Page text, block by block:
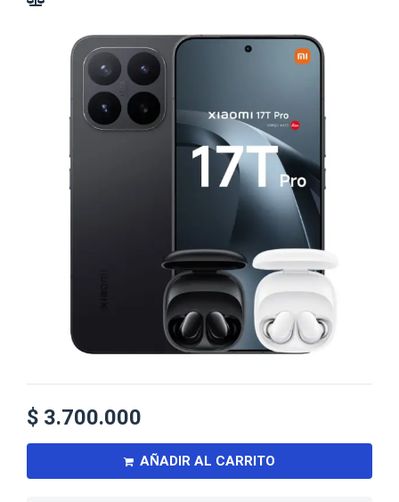
$ 3.700.000
AÑADIR AL CARRITO